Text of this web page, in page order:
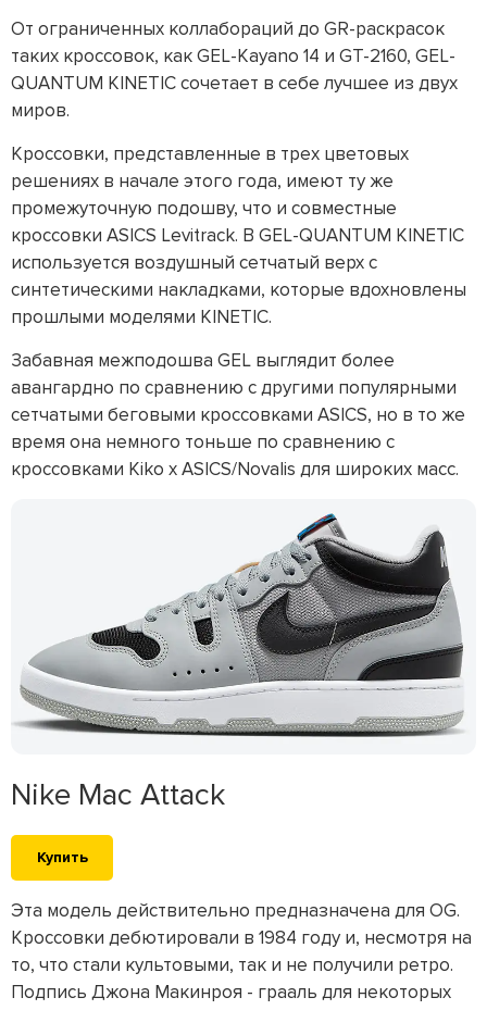
От ограниченных коллабораций до GR-раскрасок
таких кроссовок, как GEL-Kayano 14 и GT-2160, GEL-
QUANTUM KINETIC сочетает в себе лучшее из двух
миров.
Кроссовки, представленные в трех цветовых
решениях в начале этого года, имеют ту же
промежуточную подошву, что и совместные
кроссовки ASICS Levitrack. В GEL-QUANTUM KINETIC
используется воздушный сетчатый верх с
синтетическими накладками, которые вдохновлены
прошлыми моделями KINETIC.
Забавная межподошва GEL выглядит более
авангардно по сравнению с другими популярными
сетчатыми беговыми кроссовками ASICS, но в то же
время она немного тоньше по сравнению с
кроссовками Kiko x ASICS/Novalis для широких масс.
Nike Mac Attack
Купить
Эта модель действительно предназначена для OG.
Кроссовки дебютировали в 1984 году и, несмотря на
то, что стали культовыми, так и не получили ретро.
Подпись Джона Макинроя - грааль для некоторых